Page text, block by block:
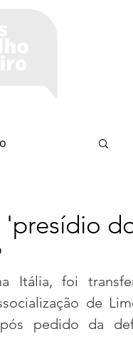
Itália, foi
de
pedido da